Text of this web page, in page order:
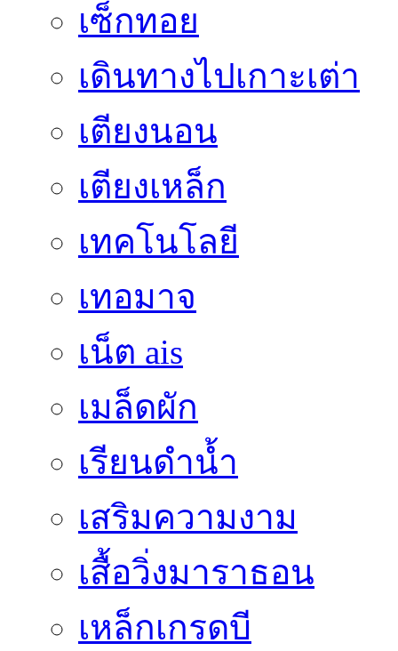
เซ็กทอย
เดินทางไปเกาะเต่า
เตียงนอน
เตียงเหล็ก
เทคโนโลยี
เทอมาจ
เน็ต ais
เมล็ดผัก
เรียนดำน้ำ
เสริมความงาม
เสื้อวิ่งมาราธอน
เหล็กเกรดบี